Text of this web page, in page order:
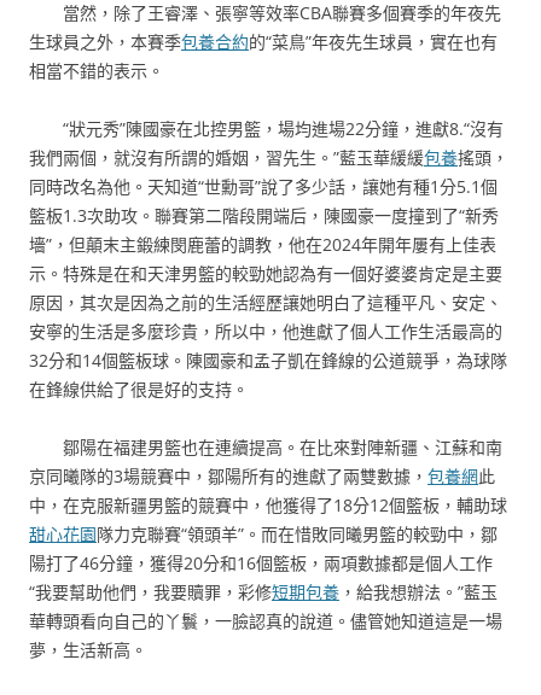
當然，除了王睿澤、張寧等效率CBA聯賽多個賽季的年夜先
生球員之外，本賽季包養合約的“菜鳥”年夜先生球員，實在也有
相當不錯的表示。
“狀元秀”陳國豪在北控男籃，場均進場22分鐘，進獻8.“沒有
我們兩個，就沒有所謂的婚姻，習先生。”藍玉華緩緩包養搖頭，
同時改名為他。天知道“世勳哥”說了多少話，讓她有種1分5.1個
籃板1.3次助攻。聯賽第二階段開端后，陳國豪一度撞到了“新秀
墻”，但顛末主鍛練閔鹿蕾的調教，他在2024年開年屢有上佳表
示。特殊是在和天津男籃的較勁她認為有一個好婆婆肯定是主要
原因，其次是因為之前的生活經歷讓她明白了這種平凡、安定、
安寧的生活是多麼珍貴，所以中，他進獻了個人工作生活最高的
32分和14個籃板球。陳國豪和孟子凱在鋒線的公道競爭，為球隊
在鋒線供給了很是好的支持。
鄒陽在福建男籃也在連續提高。在比來對陣新疆、江蘇和南
京同曦隊的3場競賽中，鄒陽所有的進獻了兩雙數據， 包養網此
中，在克服新疆男籃的競賽中，他獲得了18分12個籃板，輔助球
甜心花園隊力克聯賽“領頭羊”。而在惜敗同曦男籃的較勁中，鄒
陽打了46分鐘，獲得20分和16個籃板，兩項數據都是個人工作
“我要幫助他們，我要贖罪，彩修短期包養 ，給我想辦法。”藍玉
華轉頭看向自己的丫鬟，一臉認真的說道。儘管她知道這是一場
夢，生活新高。